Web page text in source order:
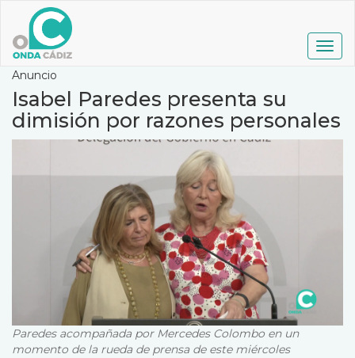
contenido
principal
Anuncio
Isabel Paredes presenta su
dimisión por razones personales
Paredes acompañada por Mercedes Colombo en un
momento de la rueda de prensa de este miércoles